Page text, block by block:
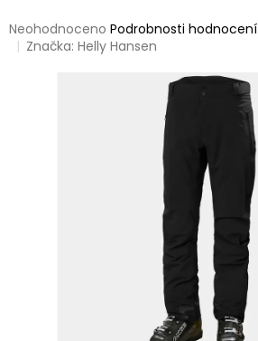
Průměrné
hodnocení
Neohodnoceno Podrobnosti hodnocení
Značka:Helly Hansen